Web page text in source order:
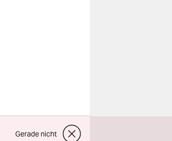
Gerade nicht